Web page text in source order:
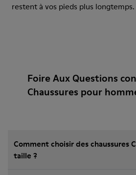
restent à vos pieds plus longtemps.
Foire Aux Questions
Chaussures pour
Comment choisir des chaussures
taille ?